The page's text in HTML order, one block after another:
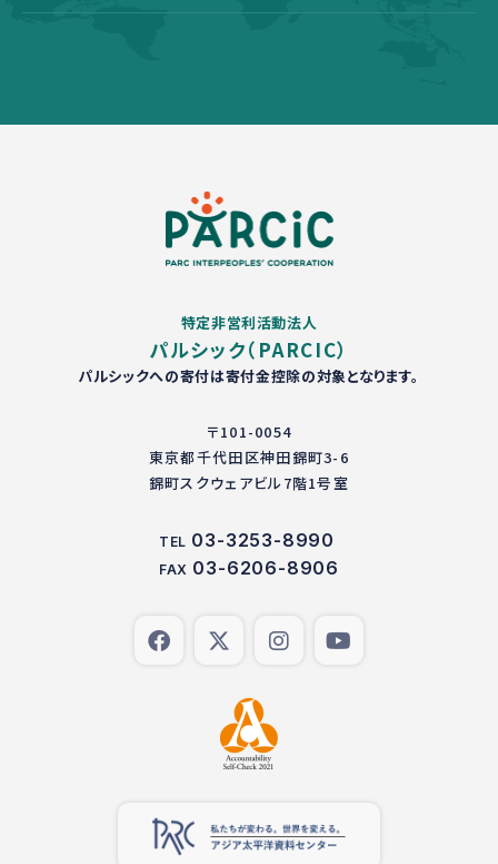
特定非営利活動法人
パルシック（PARCIC）
パルシックへの寄付は寄付金控除の対象となります。
〒101-0054
東京都千代田区神田錦町3-6
錦町スクウェアビル7階1号室
TEL 03-3253-8990
FAX 03-6206-8906